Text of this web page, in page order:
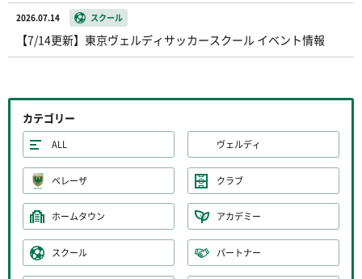
2026.07.14 スクール
【7/14更新】東京ヴェルディサッカースクール イベント情報
カテゴリー
ALL ヴェルディ
ベレーザ クラブ
ホームタウン アカデミー
スクール パートナー